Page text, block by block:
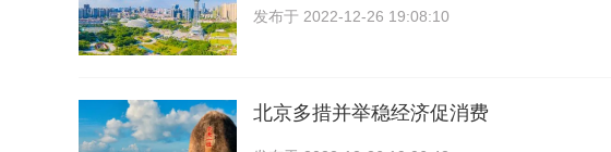
发布于 2022-12-26 19:08:10
北京多措并举稳经济促消费